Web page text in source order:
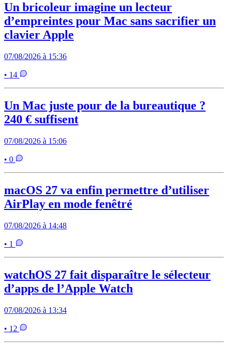
Un bricoleur imagine un lecteur
d’empreintes pour Mac sans sacrifier un
clavier Apple
07/08/2026 à 15:36
• 14
Un Mac juste pour de la bureautique ?
240 € suffisent
07/08/2026 à 15:06
• 0
macOS 27 va enfin permettre d’utiliser
AirPlay en mode fenêtré
07/08/2026 à 14:48
• 1
watchOS 27 fait disparaître le sélecteur
d’apps de l’Apple Watch
07/08/2026 à 13:34
• 12